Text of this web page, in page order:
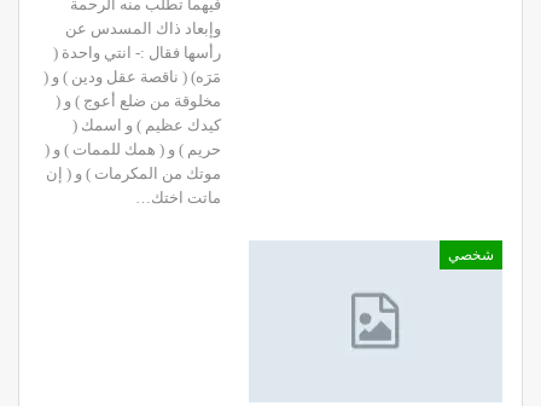
فيهما تطلب منه الرحمة
وإبعاد ذاك المسدس عن
رأسها فقال :- انتي واحدة (
مَرَه) ( ناقصة عقل ودين ) و (
مخلوقة من ضلع أعوج ) و (
كيدك عظيم ) و اسمك (
حريم ) و ( همك للممات ) و (
موتك من المكرمات ) و ( إن
ماتت اختك…
شخصي